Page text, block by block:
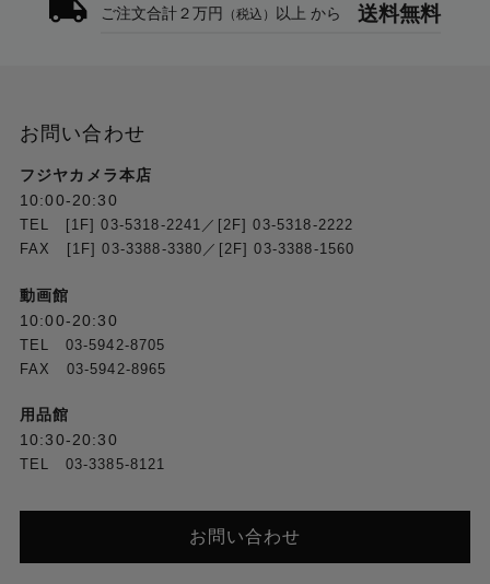
ご注文合計２万円 （税込） 以上 から 送料無料
お問い合わせ
フジヤカメラ本店
10:00-20:30
TEL [1F] 03-5318-2241／[2F] 03-5318-2222
FAX [1F] 03-3388-3380／[2F] 03-3388-1560
動画館
10:00-20:30
TEL 03-5942-8705
FAX 03-5942-8965
用品館
10:30-20:30
TEL 03-3385-8121
お問い合わせ